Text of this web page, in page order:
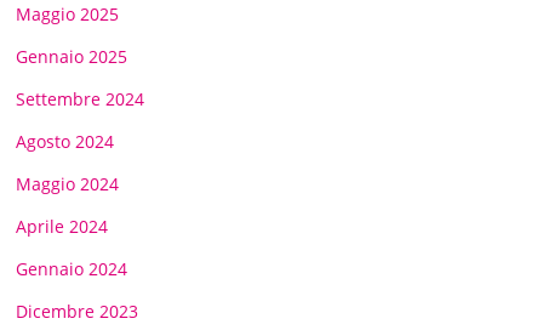
Maggio 2025
Gennaio 2025
Settembre 2024
Agosto 2024
Maggio 2024
Aprile 2024
Gennaio 2024
Dicembre 2023